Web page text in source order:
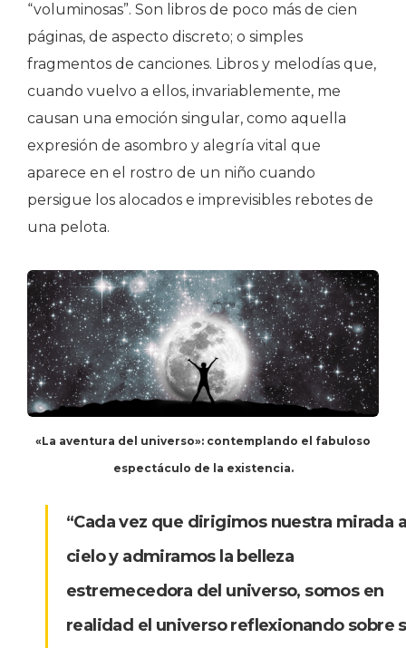
“voluminosas”. Son libros de poco más de cien
páginas, de aspecto discreto; o simples
fragmentos de canciones. Libros y melodías que,
cuando vuelvo a ellos, invariablemente, me
causan una emoción singular, como aquella
expresión de asombro y alegría vital que
aparece en el rostro de un niño cuando
persigue los alocados e imprevisibles rebotes de
una pelota.
«La aventura del universo»: contemplando el fabuloso
espectáculo de la existencia.
“Cada vez que dirigimos nuestra mirada
cielo y admiramos la belleza
estremecedora del universo, somos en
realidad el universo reflexionando sobre